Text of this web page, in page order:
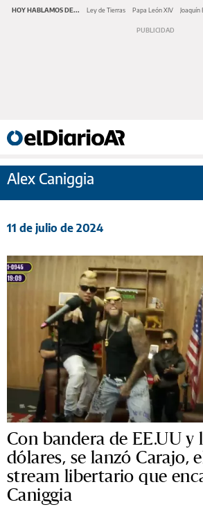
HOY HABLAMOS DE... Ley de Tierras Papa León XIV Joaquín
Alex Caniggia
11 de julio de 2024
Con bandera de EE.UU y
dólares, se lanzó Carajo,
stream libertario que
Caniggia